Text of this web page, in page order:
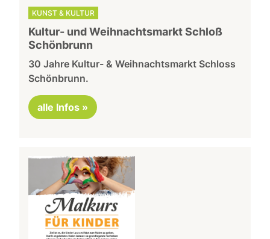
KUNST & KULTUR
Kultur- und Weihnachtsmarkt Schloß
Schönbrunn
30 Jahre Kultur- & Weihnachtsmarkt Schloss
Schönbrunn.
alle Infos »